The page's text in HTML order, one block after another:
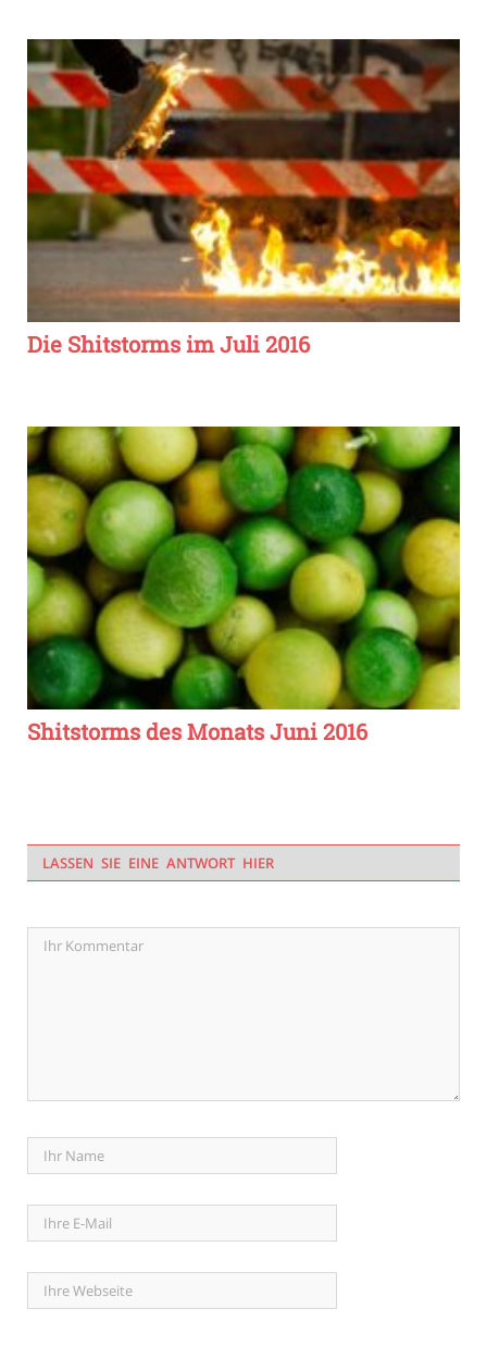
Die Shitstorms im Juli 2016
Shitstorms des Monats Juni 2016
LASSEN SIE EINE ANTWORT HIER